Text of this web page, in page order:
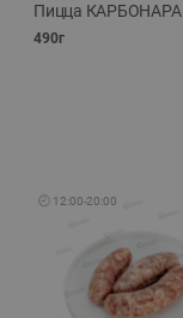
Пицца КАРБОНАРА
490г
🕘 12:00-20:00